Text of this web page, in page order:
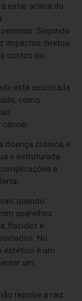
estar acima do
Segundo
impactos diretos
custos do
está associada
como
doença crônica, é
e estruturada
e
quando
aparelhos
flacidez e
No
estético é um
um
resolve a raiz